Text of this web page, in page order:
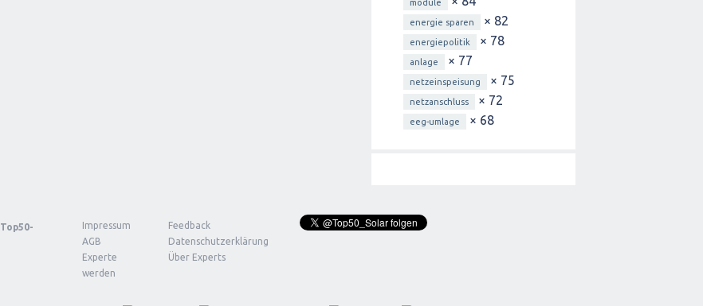
module
energie sparen × 82
energiepolitik × 78
anlage × 77
netzeinspeisung × 75
netzanschluss × 72
eeg-umlage × 68
Top50-
Impressum
Feedback
AGB
Datenschutzerklärung
Experte
werden
Über Experts